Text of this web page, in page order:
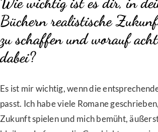
Büchern realistische
zu schaffen und worauf
dabei?
Es ist mir wichtig, wenn die
passt. Ich habe viele Romane
Zukunft spielen und mich bemüht,